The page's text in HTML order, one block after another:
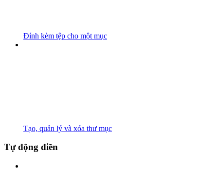
Đính kèm tệp cho một mục
Tạo, quản lý và xóa thư mục
Tự động điền